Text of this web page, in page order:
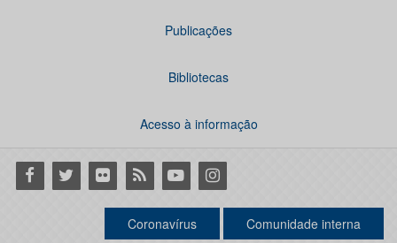
Publicações
Bibliotecas
Acesso à informação
Facebook
Twitter Flickr RSS YoutubeInstagram
Coronavírus Comunidade interna